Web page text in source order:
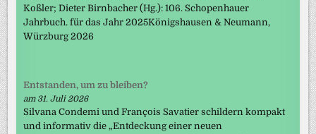
Koßler; Dieter Birnbacher (Hg.): 106. Schopenhauer
Jahrbuch. für das Jahr 2025Königshausen & Neumann,
Würzburg 2026
Entstanden, um zu bleiben?
am 31. Juli 2026
Silvana Condemi und François Savatier schildern kompakt
und informativ die „Entdeckung einer neuen